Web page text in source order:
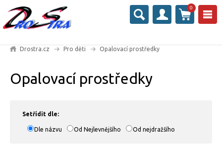
0
Drostra.cz Pro děti Opalovací prostředky
Opalovací prostředky
Setřídit dle:
Dle názvu Od Nejlevnějšího Od nejdražšího